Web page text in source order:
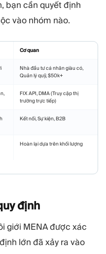
bạn cần quyết định
vào nhóm nào.
Cơ quan
Nhà đầu tư cá nhân giàu có,
Quản lý quỹ, $50k+
FIX API, DMA (Truy cập thị
trường trực tiếp)
Kết nối, Sự kiện, B2B
Hoàn lại dựa trên khối lượng
định
giới MENA được xác
lớn đã xảy ra vào